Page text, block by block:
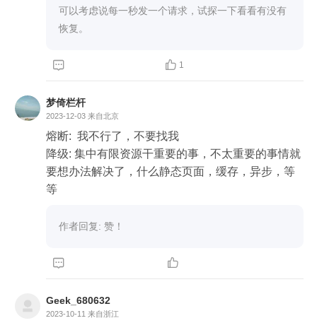
可以考虑说每一秒发一个请求，试探一下看看有没有
  1
梦倚栏杆
2023-12-03 来自北京
熔断:  我不行了，不要找我
降级: 集中有限资源干重要的事，不太重要的事情就
要想办法解决了，什么静态页面，缓存，异步，等
等
作者回复: 赞！
 
Geek_680632
2023-10-11 来自浙江